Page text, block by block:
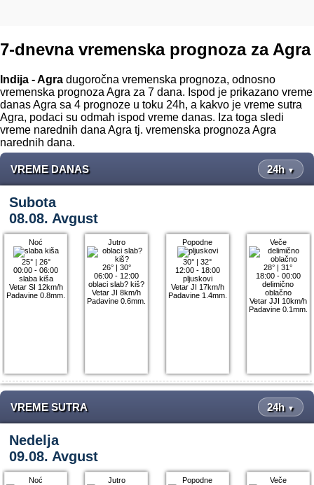
7-dnevna vremenska prognoza za Agra
Indija - Agra dugoročna vremenska prognoza, odnosno
vremenska prognoza Agra za 7 dana. Ispod je prikazano vreme
danas Agra sa 4 prognoze u toku 24h, a kakvo je vreme sutra
Agra, podaci su odmah ispod vreme danas. Iza toga sledi
vreme narednih dana Agra tj. vremenska prognoza Agra
narednih dana.
VREME DANAS 24h ▼
Subota
08.08. Avgust
Noć
25°| 26°
00:00 - 06:00
slaba kiša
Vetar SI 12km/h
Padavine 0.8mm.
Jutro
26°| 30°
06:00 - 12:00
oblaci slab? kiš?
Vetar JI 8km/h
Padavine 0.6mm.
Popodne
30° |32°
12:00 - 18:00
pljuskovi
Vetar JI 17km/h
Padavine 1.4mm.
Veče
28° |31°
18:00 - 00:00
delimično
oblačno
Vetar JJI 10km/h
Padavine 0.1mm.
VREME SUTRA 24h ▼
Nedelja
09.08. Avgust
Noć Jutro Popodne Veče